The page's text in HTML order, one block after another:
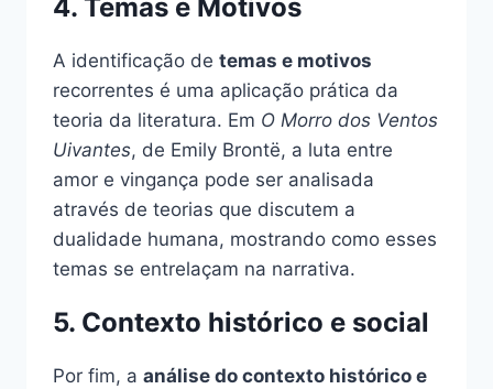
4. Temas e Motivos
A identificação de temas e motivos
recorrentes é uma aplicação prática da
teoria da literatura. Em O Morro dos Ventos
Uivantes, de Emily Brontë, a luta entre
amor e vingança pode ser analisada
através de teorias que discutem a
dualidade humana, mostrando como esses
temas se entrelaçam na narrativa.
5. Contexto histórico e social
Por fim, a análise do contexto histórico e